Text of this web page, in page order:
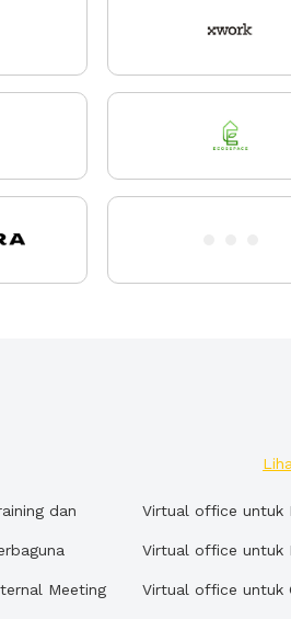
dan
Virtual office untuk
Virtual office untuk
Meeting
Virtual office untuk